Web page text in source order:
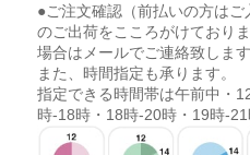
●ご注文確認（前払いの方は
のご出荷をこころがけており
場合はメールでご連絡致します
また、時間指定も承ります。
指定できる時間帯は午前中・
時-18時・18時-20時・19時-21